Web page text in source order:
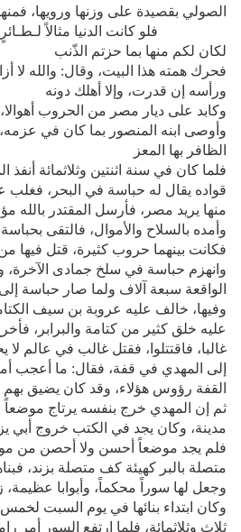
الصولي بقصيدة على وزنها ورويها،
لكان لكم منها بما حزتم الذّنب
فحرك همته هذا البيت، وقال: والله لا
ورأسه إن قدرت، وإلا أهلك دونه
وكابد على ديار مصر من الحروب
وأوصى ابنه المنصور بما كان في
الظافر بها المعز
فلما كان في سنة اثنتين وثلاثمائة
قواده يقال له حباسة في البحر، فغلب
منها يريد مصر، فأرسل المقتدر
وأمده بالسلاح والأموال، فالتقى
فكانت بينهما حروب كثيرة، قتل فيها
وانهزم حباسة في سلخ جمادى الآخرة،
الواقعة سبعة آلاف ولما صار حباسة
وفيها، خالف عليه عروبة بن سيف
عليه خلق كثير من كتامة والبرابر،
غالبا، فاقتتلوا، فقتل غالب في عالم
إلى المهدي في قفة، فقال: ما أعجب
القفة رؤوس هؤلاء، وقد كان يضيق
ثم إن المهدي خرج بنفسه يرتاج
مدينة، وكان يجد في الكتب خروج أبي
فلم يجد موضعاً أحسن ولا أحصن من
متصلة بالبر كهيئة كف متصلة بزند،
وجعل لها سوراً محكماً، وأبوابا
وكان ابتداء بنائها في يوم السبت
ثلاث وثلاثمائة، فلما ارتفع السور أمر